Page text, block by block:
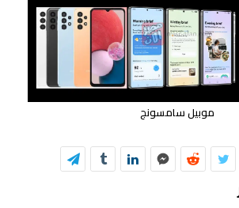
موبيل سامسونج